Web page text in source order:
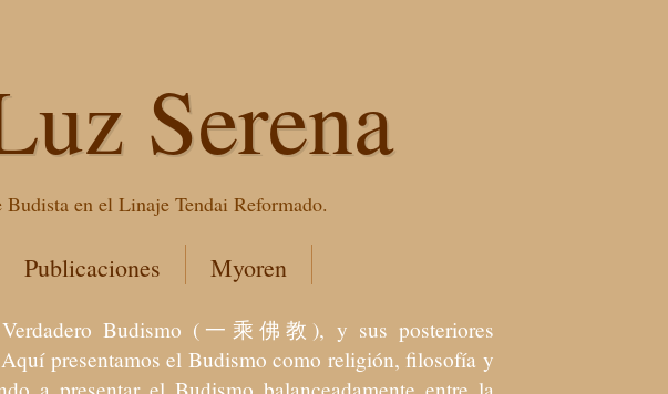
Serena
en el Linaje Tendai Reformado.
Publicaciones Myoren
Budismo (一乘佛教), y sus posteriores
presentamos el Budismo como religión, filosofía y